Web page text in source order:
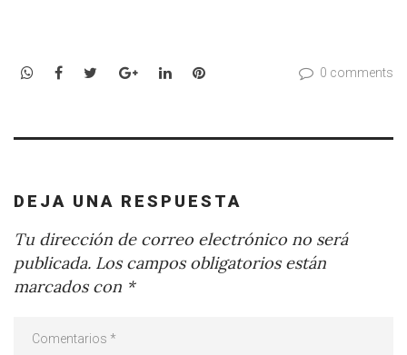
WhatsApp
Facebook
TwitterGoogle+LinkedInPinterest 0 comments
DEJA UNA RESPUESTA
Tu dirección de correo electrónico no será
publicada. Los campos obligatorios están
marcados con *